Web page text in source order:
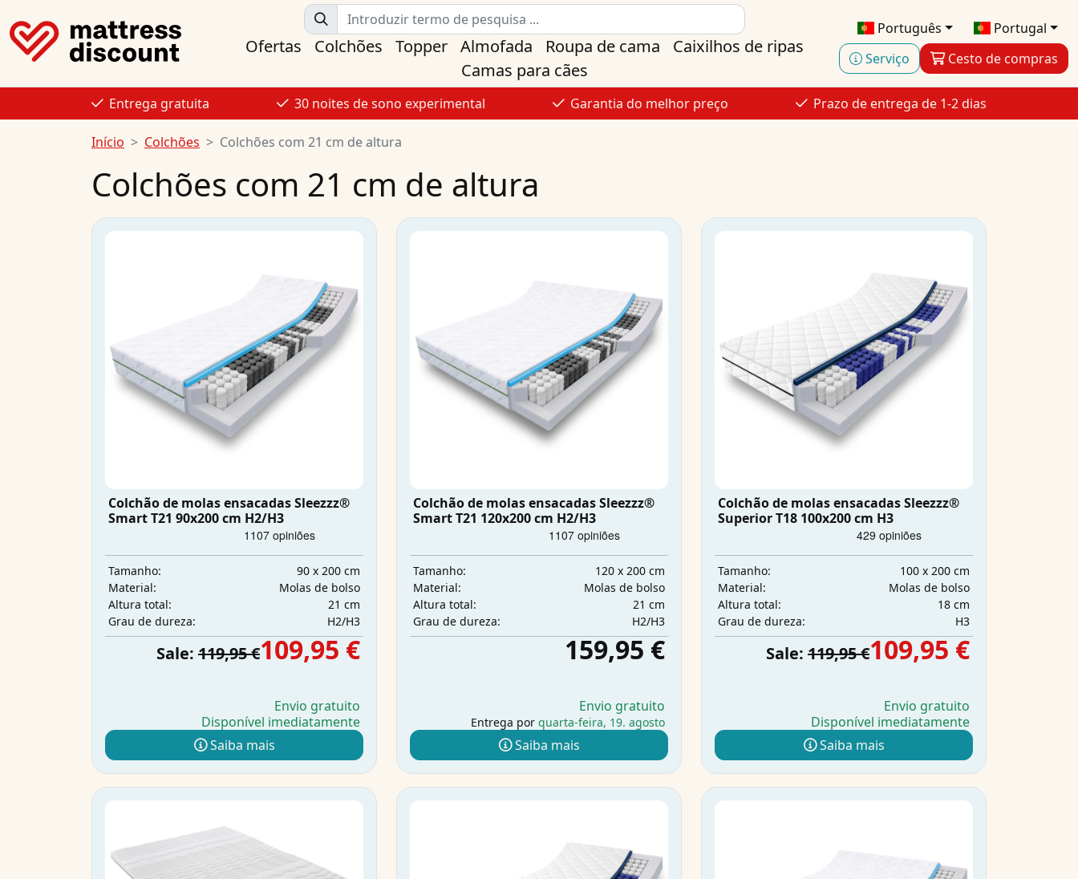
Português
Portugal
Serviço
Cesto de compras
Ofertas Colchões Topper Almofada Roupa de cama
Caixilhos de ripas
Camas para cães
Entrega gratuita 30 noites de sono experimental Garantia do melhor preço Prazo de entrega de 1-2 dias
Início Colchões Colchões com 21 cm de altura
Colchões com 21 cm de altura
Colchão de molas ensacadas Sleezzz®
Smart T21 90x200 cm H2/H3
Tamanho:
90 x 200 cm
Material:
Molas de bolso
Altura total:
21 cm
Grau de dureza:
H2/H3
Sale: 119,95 €109,95 €
Envio gratuito
Disponível imediatamente
Saiba mais
Colchão de molas ensacadas Sleezzz®
Smart T21 120x200 cm H2/H3
Tamanho:
120 x 200 cm
Material:
Molas de bolso
Altura total:
21 cm
Grau de dureza:
H2/H3
159,95 €
Envio gratuito
Entrega por quarta-feira, 19. agosto
Saiba mais
Colchão de molas ensacadas Sleezzz®
Superior T18 100x200 cm H3
Tamanho:
100 x 200 cm
Material:
Molas de bolso
Altura total:
18 cm
Grau de dureza:
H3
Sale: 119,95 €109,95 €
Envio gratuito
Disponível imediatamente
Saiba mais